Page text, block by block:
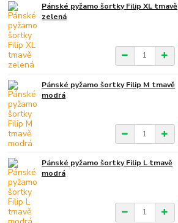
Pánské pyžamo šortky Filip XL tmavě
zelená
Pánské pyžamo šortky Filip M tmavě
modrá
Pánské pyžamo šortky Filip L tmavě
modrá